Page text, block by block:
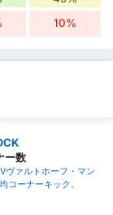
10%
ー数
ヴァルトホーフ・マン
コーナーキック 。